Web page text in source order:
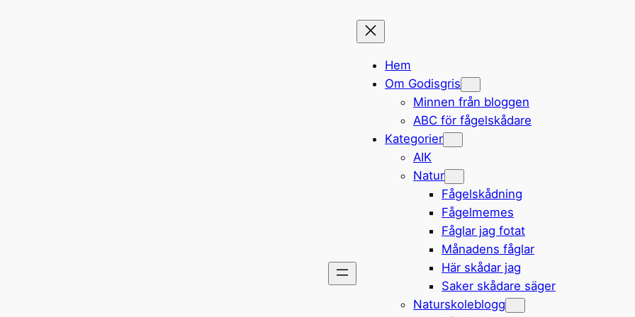
Hem
Om Godisgris
Minnen från bloggen
ABC för fågelskådare
Kategorier
AIK
Natur
Fågelskådning
Fågelmemes
Fåglar jag fotat
Månadens fåglar
Här skådar jag
Saker skådare säger
Naturskoleblogg